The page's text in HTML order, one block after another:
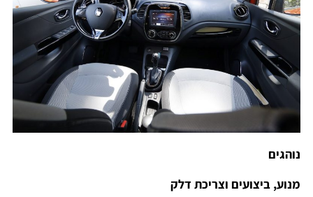
נוהגים
מנוע, ביצועים וצריכת דלק